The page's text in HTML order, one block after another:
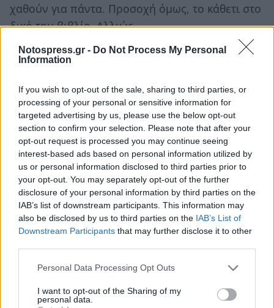
Notospress.gr - Do Not Process My Personal
Information
If you wish to opt-out of the sale, sharing to third parties, or
processing of your personal or sensitive information for
targeted advertising by us, please use the below opt-out
section to confirm your selection. Please note that after your
opt-out request is processed you may continue seeing
interest-based ads based on personal information utilized by
us or personal information disclosed to third parties prior to
your opt-out. You may separately opt-out of the further
disclosure of your personal information by third parties on the
IAB’s list of downstream participants. This information may
also be disclosed by us to third parties on the IAB’s List of
Downstream Participants that may further disclose it to other
Personal Data Processing Opt Outs
I want to opt-out of the Sharing of my
personal data.
χαθούν για πάντα. Προσοχή όμως, το κάθετι στο
δικό του βιβλίο. Αλλιώς...